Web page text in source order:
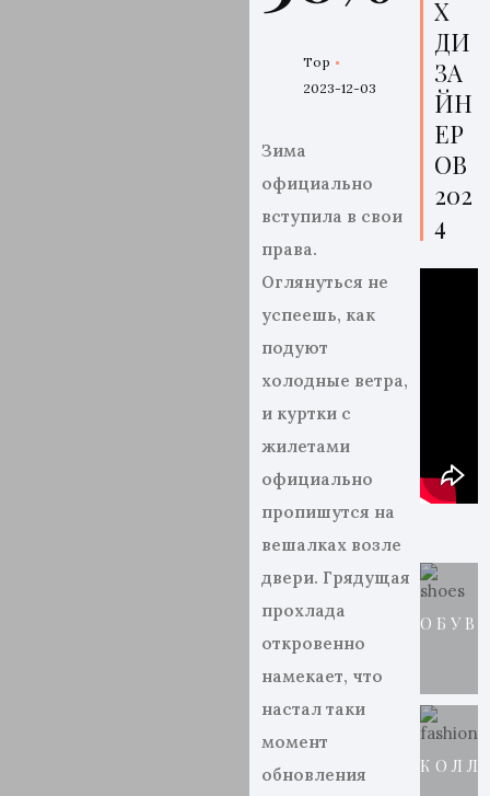
Top
2023-12-03
Зима
официально
вступила в свои
права.
Оглянуться не
успеешь, как
подуют
холодные ветра,
и куртки с
жилетами
официально
пропишутся на
вешалках возле
двери. Грядущая
прохлада
откровенно
намекает, что
настал таки
момент
обновления
Х
ДИ
ЗА
ЙН
ЕР
ОВ
202
4